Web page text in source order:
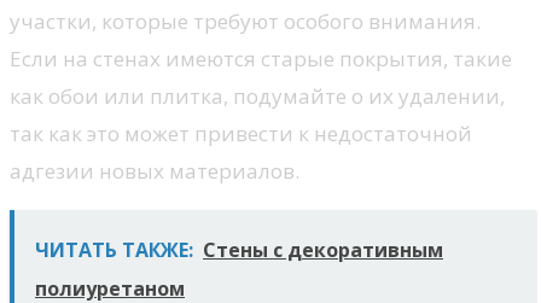
участки, которые требуют особого внимания.
Если на стенах имеются старые покрытия, такие
как обои или плитка, подумайте о их удалении,
так как это может привести к недостаточной
адгезии новых материалов.
ЧИТАТЬ ТАКЖЕ: Стены с декоративным
полиуретаном